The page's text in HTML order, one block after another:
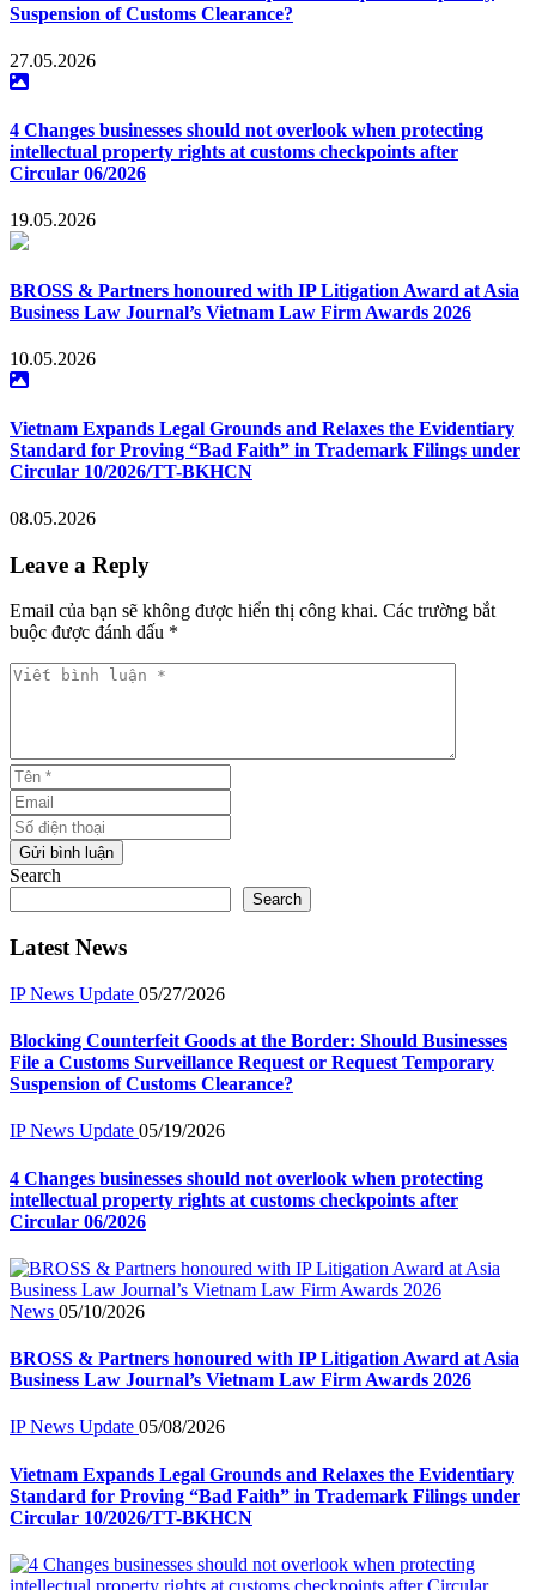
Suspension of Customs Clearance?
27.05.2026
4 Changes businesses should not overlook when protecting
intellectual property rights at customs checkpoints after
Circular 06/2026
19.05.2026
BROSS & Partners honoured with IP Litigation Award at Asia
Business Law Journal’s Vietnam Law Firm Awards 2026
10.05.2026
Vietnam Expands Legal Grounds and Relaxes the Evidentiary
Standard for Proving “Bad Faith” in Trademark Filings under
Circular 10/2026/TT-BKHCN
08.05.2026
Leave a Reply
Email của bạn sẽ không được hiển thị công khai. Các trường bắt
buộc được đánh dấu *
Viết bình luận *
Tên *
Email
Số điện thoại
Gửi bình luận
Search
Search
Latest News
IP News Update 05/27/2026
Blocking Counterfeit Goods at the Border: Should Businesses
File a Customs Surveillance Request or Request Temporary
Suspension of Customs Clearance?
IP News Update 05/19/2026
4 Changes businesses should not overlook when protecting
intellectual property rights at customs checkpoints after
Circular 06/2026
News 05/10/2026
BROSS & Partners honoured with IP Litigation Award at Asia
Business Law Journal’s Vietnam Law Firm Awards 2026
IP News Update 05/08/2026
Vietnam Expands Legal Grounds and Relaxes the Evidentiary
Standard for Proving “Bad Faith” in Trademark Filings under
Circular 10/2026/TT-BKHCN